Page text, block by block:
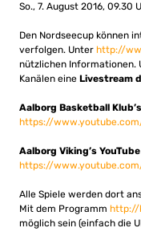
So., 7. August 2016, 09.30
Den Nordseecup können
verfolgen. Unter http://
nützlichen Informationen.
Kanälen eine Livestream
Aalborg Basketball
https://
Aalborg Viking’s
https://
Alle Spiele werden dort
Mit dem Programm http://
möglich sein (einfach die